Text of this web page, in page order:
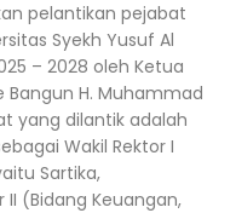
pelantikan pejabat
Syekh Yusuf Al
– 2028 oleh Ketua
Bangun H. Muhammad
yang dilantik adalah
Wakil Rektor I
Sartika,
II (Bidang Keuangan,